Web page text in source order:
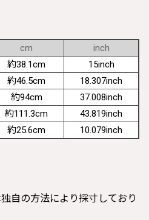
cm
inch
約38.1cm
15inch
約46.5cm
18.307inch
約94cm
37.008inch
約111.3cm
43.819inch
約25.6cm 10.079inch
自の方法により採寸しており